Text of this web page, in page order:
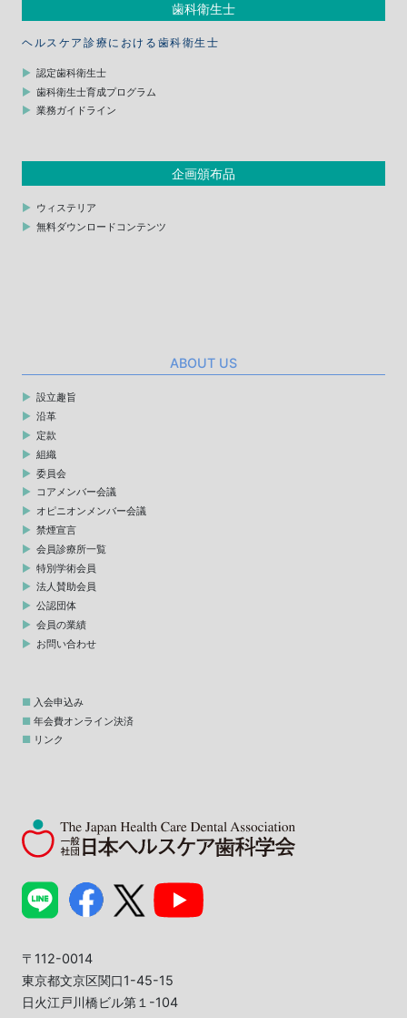
歯科衛生士
ヘルスケア診療における歯科衛生士
認定歯科衛生士
歯科衛生士育成プログラム
業務ガイドライン
企画頒布品
ウィステリア
無料ダウンロードコンテンツ
ABOUT US
設立趣旨
沿革
定款
組織
委員会
コアメンバー会議
オピニオンメンバー会議
禁煙宣言
会員診療所一覧
特別学術会員
法人賛助会員
公認団体
会員の業績
お問い合わせ
入会申込み
年会費オンライン決済
リンク
〒112-0014
東京都文京区関口1-45-15
日火江戸川橋ビル第１-104